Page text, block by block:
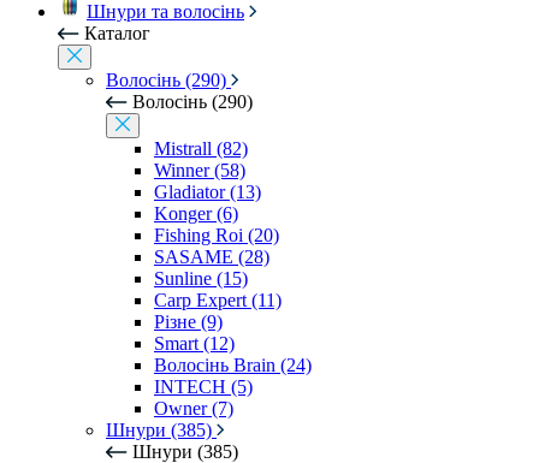
Шнури та волосінь
Каталог
Волосінь (290)
Волосінь (290)
Mistrall (82)
Winner (58)
Gladiator (13)
Konger (6)
Fishing Roi (20)
SASAME (28)
Sunline (15)
Carp Expert (11)
Різне (9)
Smart (12)
Волосінь Brain (24)
INTECH (5)
Owner (7)
Шнури (385)
Шнури (385)